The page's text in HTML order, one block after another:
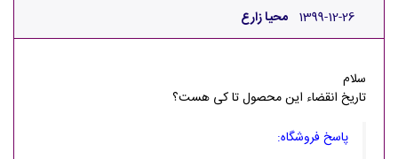
محیا زارع 1399-12-26
سلام
تاریخ انقضاء این محصول تا کی هست؟
پاسخ فروشگاه: